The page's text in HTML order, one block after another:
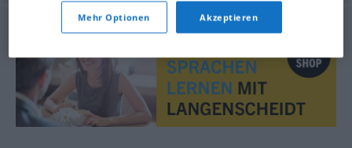
Mehr Optionen Akzeptieren